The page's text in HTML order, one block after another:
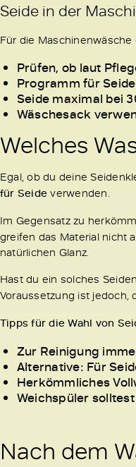
Seide in der
Für die
Prüfen, ob laut
Programm für
Seide maximal bei
Wäschesack
Welches
Egal, ob du deine
für Seide verwenden.
Im Gegensatz zu
greifen das Material nicht
natürlichen Glanz.
Hast du ein solches
Voraussetzung ist jedoch,
Tipps für die Wahl von
Zur Reinigung
Alternative: Für
Herkömmliches
Weichspüler
Nach dem